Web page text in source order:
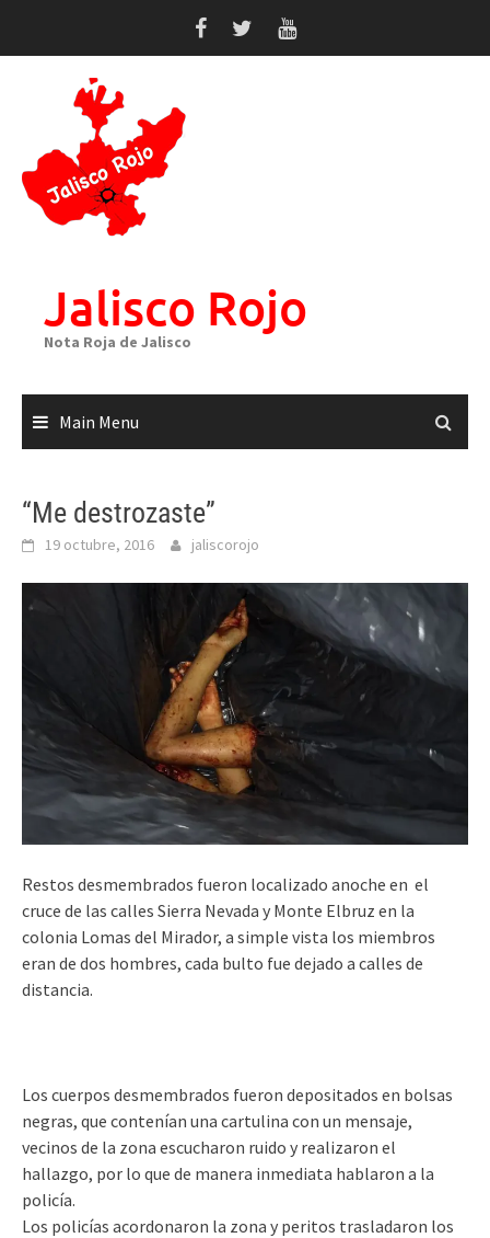
Jalisco Rojo
Nota Roja de Jalisco
Main Menu
“Me destrozaste”
19 octubre, 2016 jaliscorojo
Restos desmembrados fueron localizado anoche en el
cruce de las calles Sierra Nevada y Monte Elbruz en la
colonia Lomas del Mirador, a simple vista los miembros
eran de dos hombres, cada bulto fue dejado a calles de
distancia.
Los cuerpos desmembrados fueron depositados en bolsas
negras, que contenían una cartulina con un mensaje,
vecinos de la zona escucharon ruido y realizaron el
hallazgo, por lo que de manera inmediata hablaron a la
policía.
Los policías acordonaron la zona y peritos trasladaron los